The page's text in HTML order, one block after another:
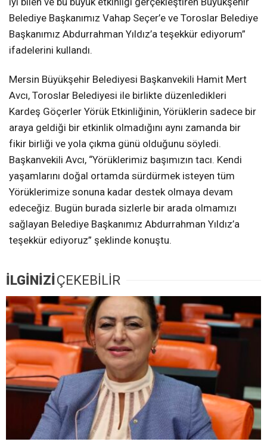
Belediye Başkanımız Vahap Seçer’e ve Toroslar Belediye
Başkanımız Abdurrahman Yıldız’a teşekkür ediyorum”
ifadelerini kullandı.
Mersin Büyükşehir Belediyesi Başkanvekili Hamit Mert
Avcı, Toroslar Belediyesi ile birlikte düzenledikleri
Kardeş Göçerler Yörük Etkinliğinin, Yörüklerin sadece bir
araya geldiği bir etkinlik olmadığını aynı zamanda bir
fikir birliği ve yola çıkma günü olduğunu söyledi.
Başkanvekili Avcı, “Yörüklerimiz başımızın tacı. Kendi
yaşamlarını doğal ortamda sürdürmek isteyen tüm
Yörüklerimize sonuna kadar destek olmaya devam
edeceğiz. Bugün burada sizlerle bir arada olmamızı
sağlayan Belediye Başkanımız Abdurrahman Yıldız’a
teşekkür ediyoruz” şeklinde konuştu.
İLGİNİZİ ÇEKEBİLİR